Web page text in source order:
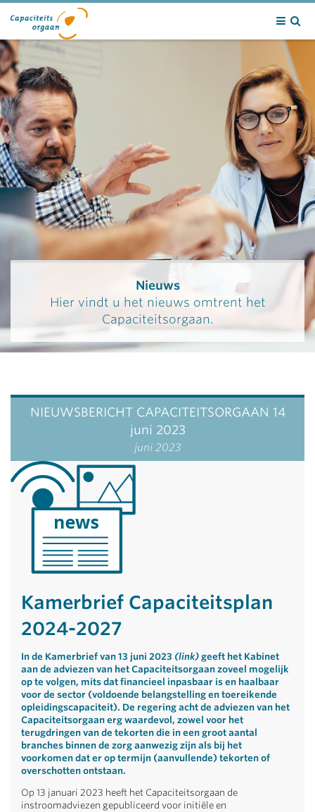
Nieuws
Hier vindt u het nieuws omtrent het
Capaciteitsorgaan.
NIEUWSBERICHT CAPACITEITSORGAAN 14
juni 2023
juni 2023
Kamerbrief Capaciteitsplan
2024-2027
In de Kamerbrief van 13 juni 2023 (link) geeft het Kabinet
aan de adviezen van het Capaciteitsorgaan zoveel mogelijk
op te volgen, mits dat financieel inpasbaar is en haalbaar
voor de sector (voldoende belangstelling en toereikende
opleidingscapaciteit). De regering acht de adviezen van het
Capaciteitsorgaan erg waardevol, zowel voor het
terugdringen van de tekorten die in een groot aantal
branches binnen de zorg aanwezig zijn als bij het
voorkomen dat er op termijn (aanvullende) tekorten of
overschotten ontstaan.
Op 13 januari 2023 heeft het Capaciteitsorgaan de
instroomadviezen gepubliceerd voor initiële en